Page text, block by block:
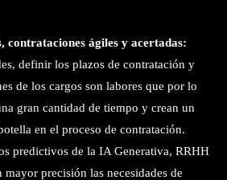
contrataciones ágiles y acertadas:
definir los plazos de contratación y
de los cargos son labores que por lo
gran cantidad de tiempo y crean un
en el proceso de contratación.
predictivos de la IA Generativa, RRHH
precisión las necesidades de